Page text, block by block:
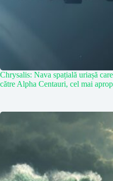
Chrysalis: Nava spațială uriașă
către Alpha Centauri, cel mai